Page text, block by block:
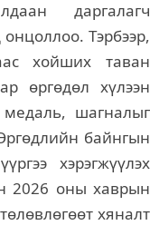
даргалагч
Тэрбээр,
хойших таван
өргөдөл хүлээн
медаль, шагналыг
байнгын
хэрэгжүүлэх
2026 оны хаврын
хяналт